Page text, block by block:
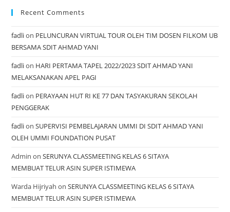
Recent Comments
fadlion PELUNCURAN VIRTUAL TOUR OLEH TIM DOSEN FILKOM UB
BERSAMA SDIT AHMAD YANI
fadlion HARI PERTAMA TAPEL 2022/2023 SDIT AHMAD YANI
MELAKSANAKAN APEL PAGI
fadlion PERAYAAN HUT RI KE 77 DAN TASYAKURAN SEKOLAH
PENGGERAK
fadlionSUPERVISI PEMBELAJARAN UMMI DI SDIT AHMAD YANI
OLEH UMMI FOUNDATION PUSAT
Admin onSERUNYA CLASSMEETING KELAS 6 SITAYA
MEMBUAT TELUR ASIN SUPER ISTIMEWA
Warda Hijriyah onSERUNYA CLASSMEETING KELAS 6 SITAYA
MEMBUAT TELUR ASIN SUPER ISTIMEWA